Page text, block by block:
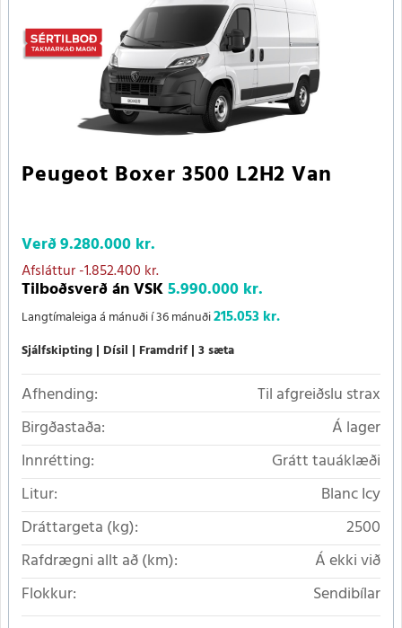
Peugeot Boxer 3500 L2H2 Van
Verð9.280.000 kr.
Afsláttur-1.852.400 kr.
Tilboðsverð án VSK5.990.000 kr.
Langtímaleiga á mánuði í 36 mánuði215.053 kr.
Sjálfskipting Dísil Framdrif 3 sæta
Afhending:
Til afgreiðslu strax
Birgðastaða:
Á lager
Innrétting:
Grátt tauáklæði
Litur:
Blanc Icy
Dráttargeta (kg):
2500
Rafdrægni allt að (km):
Á ekki við
Flokkur:
Sendibílar